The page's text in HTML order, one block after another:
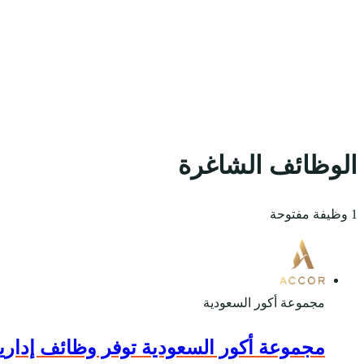
الوظائف الشاغرة
1 وظيفة مفتوحة
مجموعة أكور السعودية
مجموعة أكور السعودية توفر وظائف